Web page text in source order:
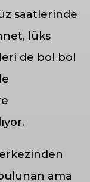
saatlerinde
lüks
de bol bol
ama